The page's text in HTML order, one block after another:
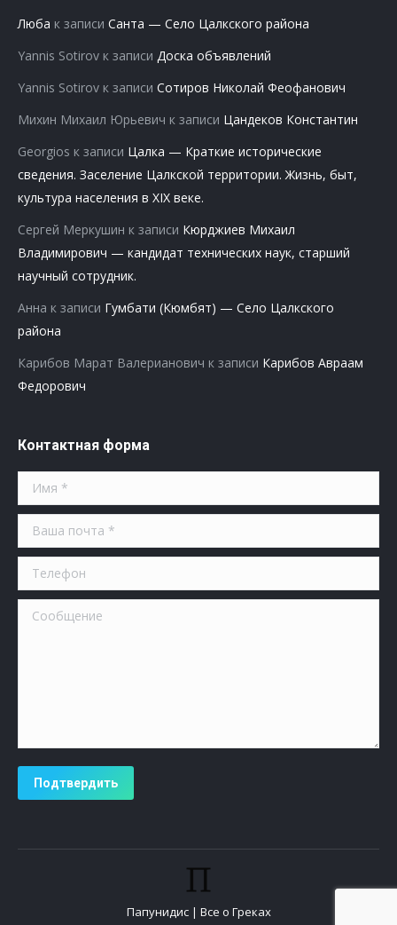
Люба к записи Санта — Село Цалкского района
Yannis Sotirov к записи Доска объявлений
Yannis Sotirov к записи Сотиров Николай Феофанович
Михин Михаил Юрьевич к записи Цандеков Константин
Georgios к записи Цалка — Краткие исторические
сведения. Заселение Цалкской территории. Жизнь, быт,
культура населения в XIX веке.
Сергей Меркушин к записи Кюрджиев Михаил
Владимирович — кандидат технических наук, старший
научный сотрудник.
Анна к записи Гумбати (Кюмбят) — Село Цалкского
района
Карибов Марат Валерианович к записи Карибов Авраам
Федорович
Контактная форма
Имя *
Ваша почта *
Телефон
Сообщение
Подтвердить
Папунидис | Все о Греках